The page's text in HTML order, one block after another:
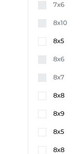
7x6
8x10
8x5
8x6
8x7
8x8
8x9
8х5
8х8